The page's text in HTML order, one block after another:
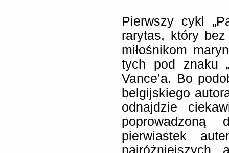
Pierwszy cykl
rarytas, który
miłośnikom
tych pod znaku
Vance’a. Bo
belgijskiego
odnajdzie
poprowadzoną
pierwiastek
najróżniejszych